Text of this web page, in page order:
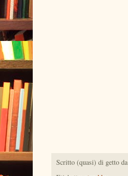
Scritto (quasi) di getto da